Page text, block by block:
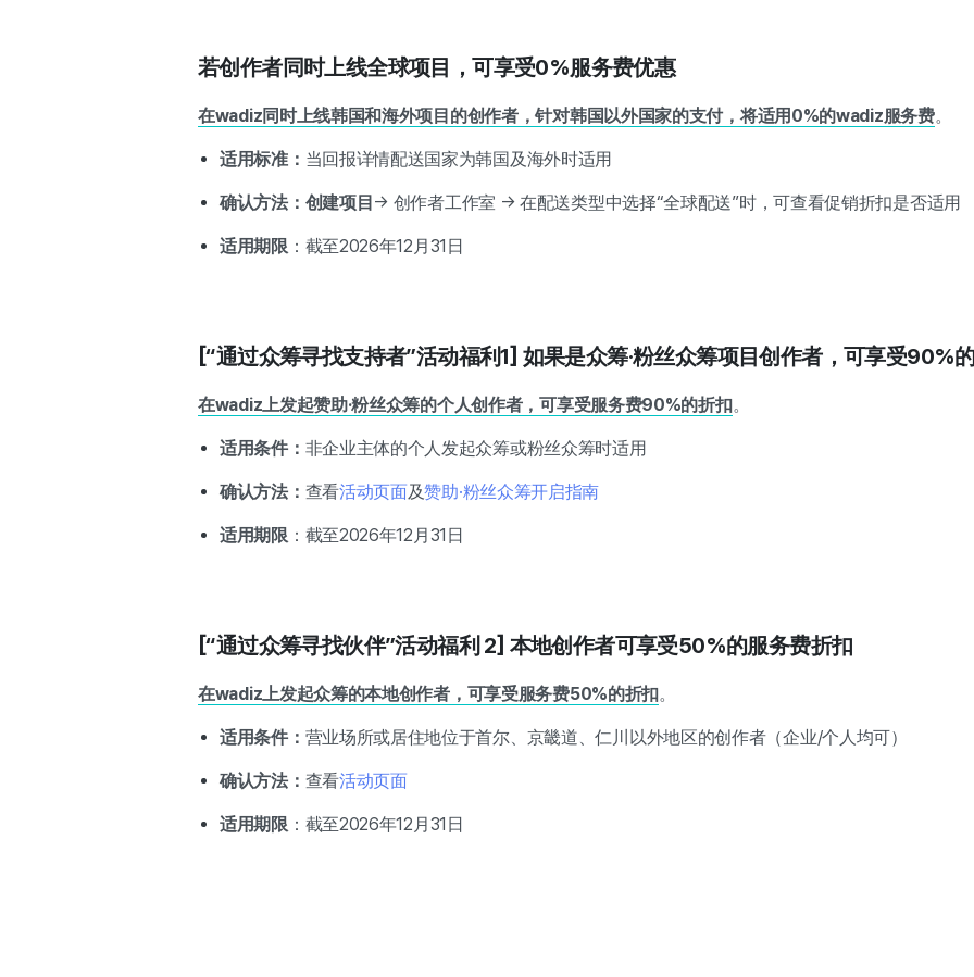
若创作者同时上线全球项目，可享受0%服务费优惠
在wadiz同时上线韩国和海外项目的创作者，针对韩国以外国家的支付，将适用0%的wadiz服务费。
适用标准： 当回报详情配送国家为韩国及海外时适用
确认方法：创建项目 → 创作者工作室 → 在配送类型中选择“全球配送”时，可查看促销折扣是否适用
适用期限：截至2026年12月31日
[“通过众筹寻找支持者”活动福利1] 如果是众筹·粉丝众筹项目创作者，可享受90%
在wadiz上发起赞助·粉丝众筹的个人创作者，可享受服务费90%的折扣。
适用条件： 非企业主体的个人发起众筹或粉丝众筹时适用
确认方法： 查看活动页面及赞助·粉丝众筹开启指南
适用期限：截至2026年12月31日
[“通过众筹寻找伙伴”活动福利 2] 本地创作者可享受50%的服务费折扣
在wadiz上发起众筹的本地创作者，可享受服务费50%的折扣。
适用条件： 营业场所或居住地位于首尔、京畿道、仁川以外地区的创作者（企业/个人均可）
确认方法： 查看活动页面
适用期限：截至2026年12月31日